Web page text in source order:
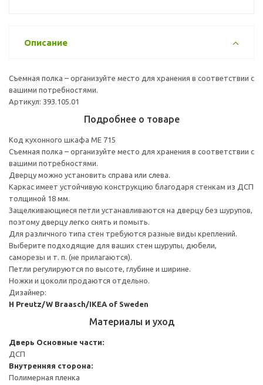
Описание
Съемная полка – организуйте место для хранения в соответствии с
вашими потребностями.
Артикул: 393.105.01
Подробнее о товаре
Код кухонного шкафа ME 715
Съемная полка – организуйте место для хранения в соответствии с
вашими потребностями.
Дверцу можно установить справа или слева.
Каркас имеет устойчивую конструкцию благодаря стенкам из ДСП
толщиной 18 мм.
Защелкивающиеся петли устанавливаются на дверцу без шурупов,
поэтому дверцу легко снять и помыть.
Для различного типа стен требуются разные виды креплений.
Выберите подходящие для ваших стен шурупы, дюбели,
саморезы и т. п. (не прилагаются).
Петли регулируются по высоте, глубине и ширине.
Ножки и цоколи продаются отдельно.
Дизайнер:
H Preutz/W Braasch/IKEA of Sweden
Материалы и уход
Дверь Основные части:
ДСП
Внутренняя сторона:
Полимерная пленка